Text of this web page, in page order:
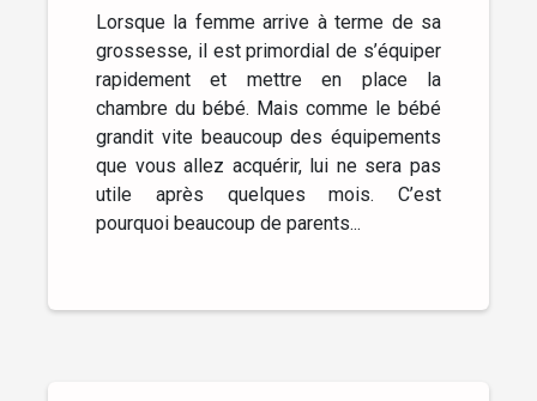
Lorsque la femme arrive à terme de sa
grossesse, il est primordial de s’équiper
rapidement et mettre en place la
chambre du bébé. Mais comme le bébé
grandit vite beaucoup des équipements
que vous allez acquérir, lui ne sera pas
utile après quelques mois. C’est
pourquoi beaucoup de parents...